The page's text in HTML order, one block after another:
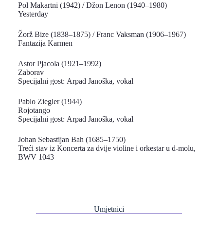
Pol Makartni (1942) / Džon Lenon (1940–1980)
Yesterday
Žorž Bize (1838–1875) / Franc Vaksman (1906–1967)
Fantazija Karmen
Astor Pjacola (1921–1992)
Zaborav
Specijalni gost: Arpad Janoška, vokal
Pablo Ziegler (1944)
Rojotango
Specijalni gost: Arpad Janoška, vokal
Johan Sebastijan Bah (1685–1750)
Treći stav iz Koncerta za dvije violine i orkestar u d-molu,
BWV 1043
Umjetnici